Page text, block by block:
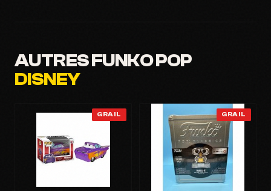
AUTRES FUNKO POP
DISNEY
GRAIL GRAIL